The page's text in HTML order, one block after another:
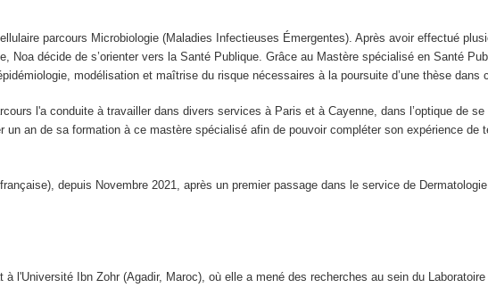
parcours Microbiologie (Maladies Infectieuses Émergentes). Après avoir effectué
Noa décide de s’orienter vers la Santé Publique. Grâce au Mastère spécialisé en Santé
modélisation et maîtrise du risque nécessaires à la poursuite d’une thèse dans
l'a conduite à travailler dans divers services à Paris et à Cayenne, dans l’optique de
an de sa formation à ce mastère spécialisé afin de pouvoir compléter son expérience de
depuis Novembre 2021, après un premier passage dans le service de
l'Université Ibn Zohr (Agadir, Maroc), où elle a mené des recherches au sein du